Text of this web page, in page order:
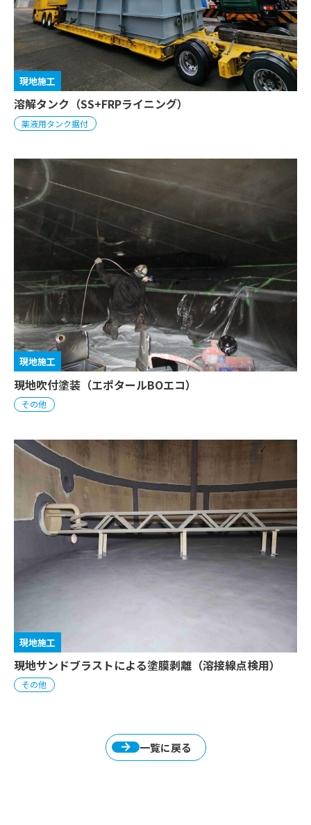
現地施工
溶解タンク（SS+FRPライニング）
薬液用タンク据付
現地施工
現地吹付塗装（エポタールBOエコ）
その他
現地施工
現地サンドブラストによる塗膜剥離（溶接線点検用）
その他
一覧に戻る